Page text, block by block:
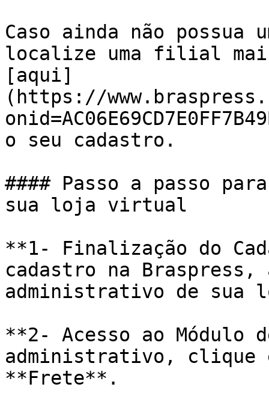
Caso ainda não possua
localize uma filial mais
[aqui]
(https://
o seu cadastro.
#### Passo a passo
sua loja virtual
**1- Finalização do
cadastro na Braspress,
administrativo de
**2- Acesso ao
administrativo, clique
**Frete**.